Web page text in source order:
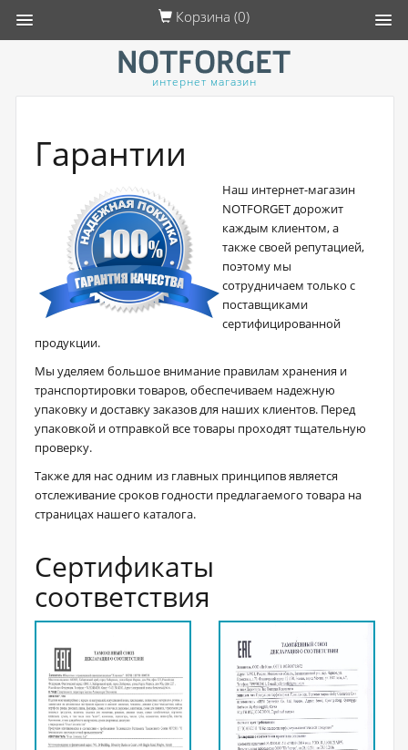
интернет магазин
Гарантии
Наш интернет-магазин
NOTFORGET дорожит
каждым клиентом, а
также своей репутацией,
поэтому мы
сотрудничаем только с
поставщиками
сертифицированной
продукции.
Мы уделяем большое внимание правилам хранения и
транспортировки товаров, обеспечиваем надежную
упаковку и доставку заказов для наших клиентов. Перед
упаковкой и отправкой все товары проходят тщательную
проверку.
Также для нас одним из главных принципов является
отслеживание сроков годности предлагаемого товара на
страницах нашего каталога.
Сертификаты
соответствия
Корзина (0)